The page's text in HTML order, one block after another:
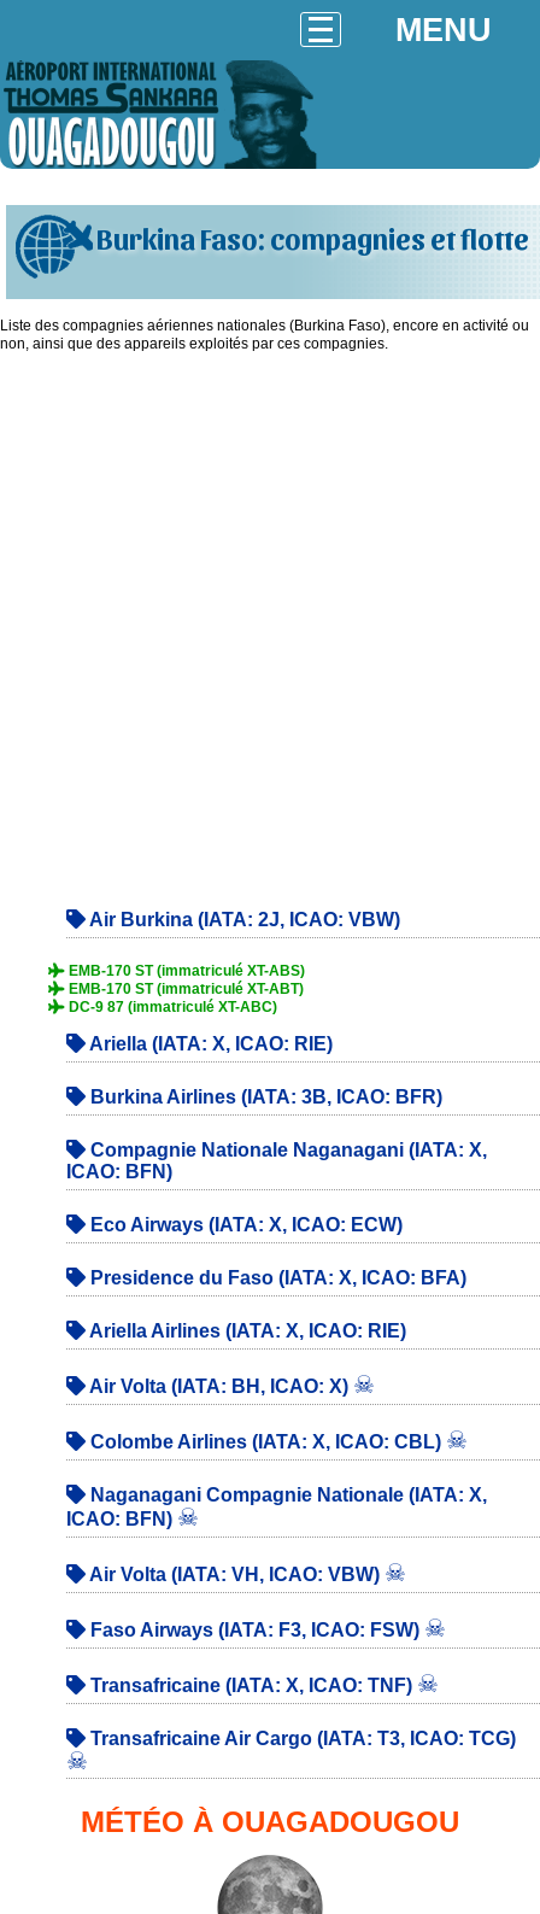
MENU
Burkina Faso: compagnies et flotte
Liste des compagnies aériennes nationales (Burkina Faso), encore en activité ou
non, ainsi que des appareils exploités par ces compagnies.
Air Burkina (IATA: 2J, ICAO: VBW)
EMB-170 ST (immatriculé XT-ABS)
EMB-170 ST (immatriculé XT-ABT)
DC-9 87 (immatriculé XT-ABC)
Ariella (IATA: X, ICAO: RIE)
Burkina Airlines (IATA: 3B, ICAO: BFR)
Compagnie Nationale Naganagani (IATA: X,
ICAO: BFN)
Eco Airways (IATA: X, ICAO: ECW)
Presidence du Faso (IATA: X, ICAO: BFA)
Ariella Airlines (IATA: X, ICAO: RIE)
Air Volta (IATA: BH, ICAO: X) ☠
Colombe Airlines (IATA: X, ICAO: CBL) ☠
Naganagani Compagnie Nationale (IATA: X,
ICAO: BFN) ☠
Air Volta (IATA: VH, ICAO: VBW) ☠
Faso Airways (IATA: F3, ICAO: FSW) ☠
Transafricaine (IATA: X, ICAO: TNF) ☠
Transafricaine Air Cargo (IATA: T3, ICAO: TCG)
☠
MÉTÉO À OUAGADOUGOU